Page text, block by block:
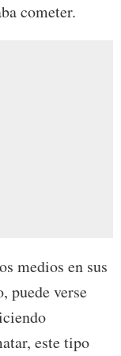
cometer.
medios en sus
puede verse
este tipo